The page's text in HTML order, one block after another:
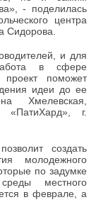
- поделилась
центра
Сидорова.
и для
в сфере
поможет
идеи до ее
Хмелевская,
«ПатиХард», г.
создать
молодежного
по задумке
местного
в феврале, а